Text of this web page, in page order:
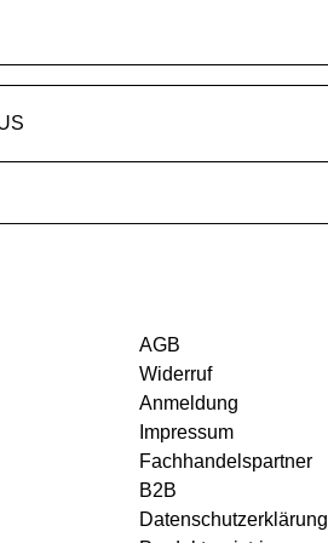
AGB
Widerruf
Anmeldung
Impressum
Fachhandelspartner
B2B
Datenschutzerklärung